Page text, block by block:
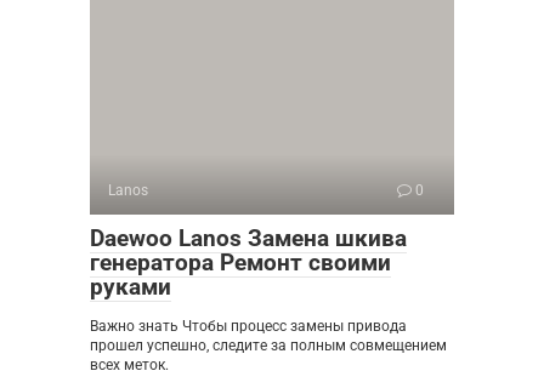
Lanos 0
Daewoo Lanos Замена шкива
генератора Ремонт своими
руками
Важно знать Чтобы процесс замены привода
прошел успешно, следите за полным совмещением
всех меток.